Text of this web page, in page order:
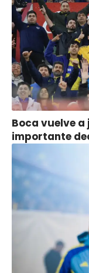
Boca vuelve a
importante